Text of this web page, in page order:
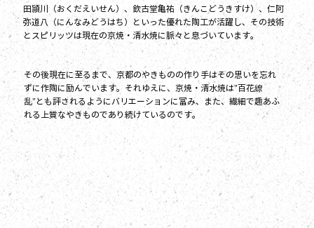
田頴川（おくだえいせん）、欽古堂亀祐（きんこどうきすけ）、仁阿
弥道八（にんなみどうはち）といった優れた陶工が活躍し、その技術
とスピリッツは現在の京焼・清水焼に脈々と息づいています。
その後現在に至るまで、京都のやきものの作り手はその思いを忘れ
ずに作陶に励んでいます。それゆえに、京焼・清水焼は"百花繚
乱"とも評されるようにバリエーションに富み、また、繊細で趣あふ
れる上質なやきものであり続けているのです。